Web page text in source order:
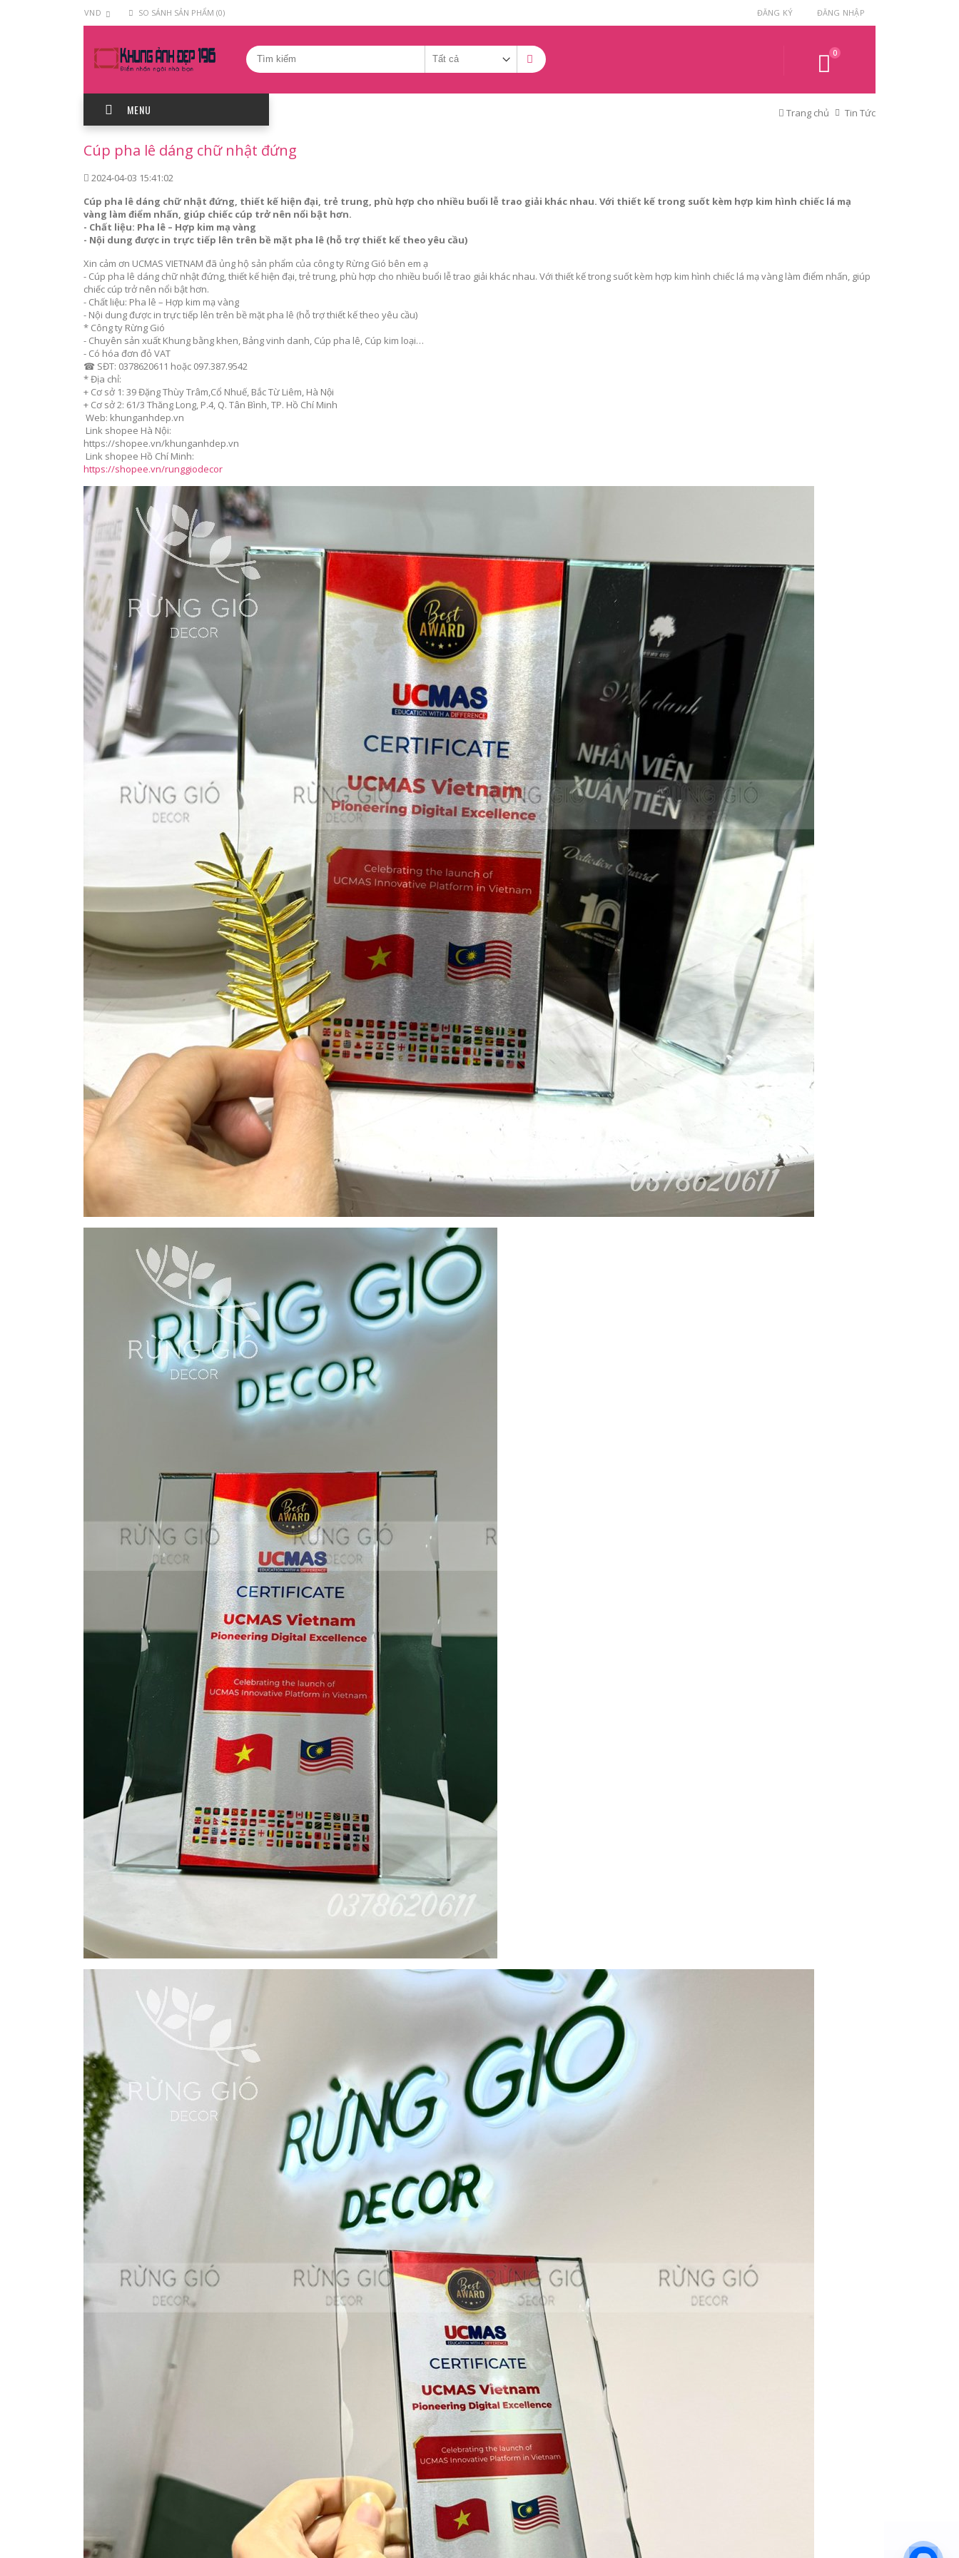
VND SO SÁNH SẢN PHẨM (0) ĐĂNG KÝ ĐĂNG NHẬP
0
MENU Trang chủ Tin Tức
Cúp pha lê dáng chữ nhật đứng
2024-04-03 15:41:02
Cúp pha lê dáng chữ nhật đứng, thiết kế hiện đại, trẻ trung, phù hợp cho nhiều buổi lễ trao giải khác nhau. Với thiết kế trong suốt kèm hợp kim hình chiếc lá mạ
vàng làm điểm nhấn, giúp chiếc cúp trở nên nổi bật hơn.
- Chất liệu: Pha lê – Hợp kim mạ vàng
- Nội dung được in trực tiếp lên trên bề mặt pha lê (hỗ trợ thiết kế theo yêu cầu)
Xin cảm ơn UCMAS VIETNAM đã ủng hộ sản phẩm của công ty Rừng Gió bên em ạ
- Cúp pha lê dáng chữ nhật đứng, thiết kế hiện đại, trẻ trung, phù hợp cho nhiều buổi lễ trao giải khác nhau. Với thiết kế trong suốt kèm hợp kim hình chiếc lá mạ vàng làm điểm nhấn, giúp
chiếc cúp trở nên nổi bật hơn.
- Chất liệu: Pha lê – Hợp kim mạ vàng
- Nội dung được in trực tiếp lên trên bề mặt pha lê (hỗ trợ thiết kế theo yêu cầu)
* Công ty Rừng Gió
- Chuyên sản xuất Khung bằng khen, Bảng vinh danh, Cúp pha lê, Cúp kim loại…
- Có hóa đơn đỏ VAT
☎ SĐT: 0378620611 hoặc 097.387.9542
* Địa chỉ:
+ Cơ sở 1: 39 Đặng Thùy Trâm,Cổ Nhuế, Bắc Từ Liêm, Hà Nội
+ Cơ sở 2: 61/3 Thăng Long, P.4, Q. Tân Bình, TP. Hồ Chí Minh
Web: khunganhdep.vn
Link shopee Hà Nội:
https://shopee.vn/khunganhdep.vn
Link shopee Hồ Chí Minh:
https://shopee.vn/runggiodecor